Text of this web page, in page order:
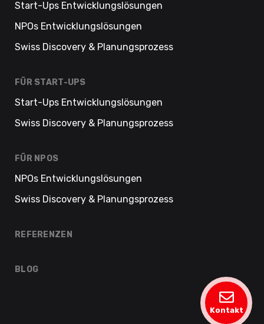
Kontakt
Start-Ups Entwicklungslösungen
NPOs Entwicklungslösungen
Swiss Discovery & Planungsprozess
FÜR START-UPS
Start-Ups Entwicklungslösungen
Swiss Discovery & Planungsprozess
FÜR NPOS
NPOs Entwicklungslösungen
Swiss Discovery & Planungsprozess
REFERENZEN
BLOG